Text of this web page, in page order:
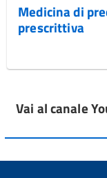
Medicina di
prescrittiva
Vai al canale